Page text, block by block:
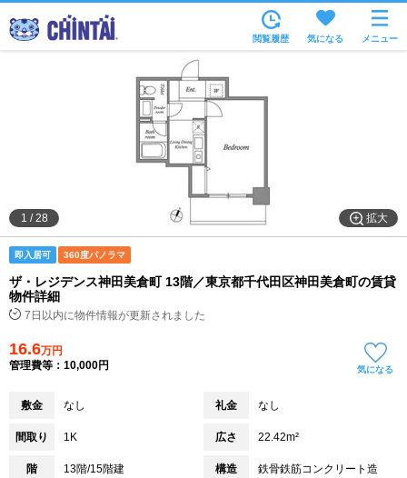
沿線・駅から
住所から
家賃相場から
通勤通学時間から
物件特集から
不動産会社から
閲覧履歴 気になる メニュー
拡大
1 /28
即入居可 360度パノラマ
ザ・レジデンス神田美倉町 13階／東京都千代田区神田美倉町の賃貸
物件詳細
7日以内に物件情報が更新されました
16.6万円
管理費等：10,000円
気になる
敷金 なし 礼金 なし
間取り 1K 広さ 22.42m²
階 13階/15階建 構造 鉄骨鉄筋コンクリート造